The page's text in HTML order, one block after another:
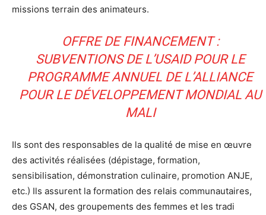
missions terrain des animateurs.
OFFRE DE FINANCEMENT :
SUBVENTIONS DE L’USAID POUR LE
PROGRAMME ANNUEL DE L’ALLIANCE
POUR LE DÉVELOPPEMENT MONDIAL AU
MALI
Ils sont des responsables de la qualité de mise en œuvre
des activités réalisées (dépistage, formation,
sensibilisation, démonstration culinaire, promotion ANJE,
etc.) Ils assurent la formation des relais communautaires,
des GSAN, des groupements des femmes et les tradi